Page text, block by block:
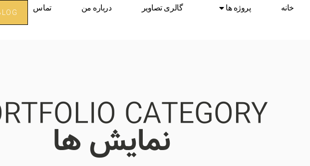
خانه پروژه ها گالری تصاویر درباره من تماس
CATEGORY:
نمایش ها